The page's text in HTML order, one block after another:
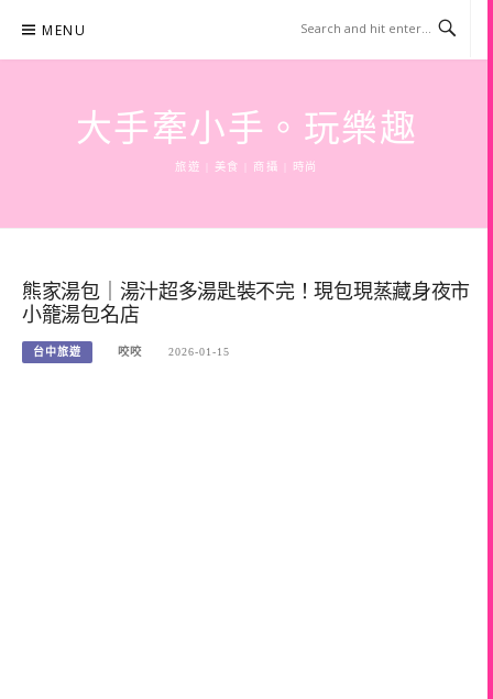
content
MENU
大手牽小手。玩樂趣
旅遊 | 美食 | 商攝 | 時尚
熊家湯包｜湯汁超多湯匙裝不完！現包現蒸藏身夜市
小籠湯包名店
台中旅遊 咬咬 2026-01-15